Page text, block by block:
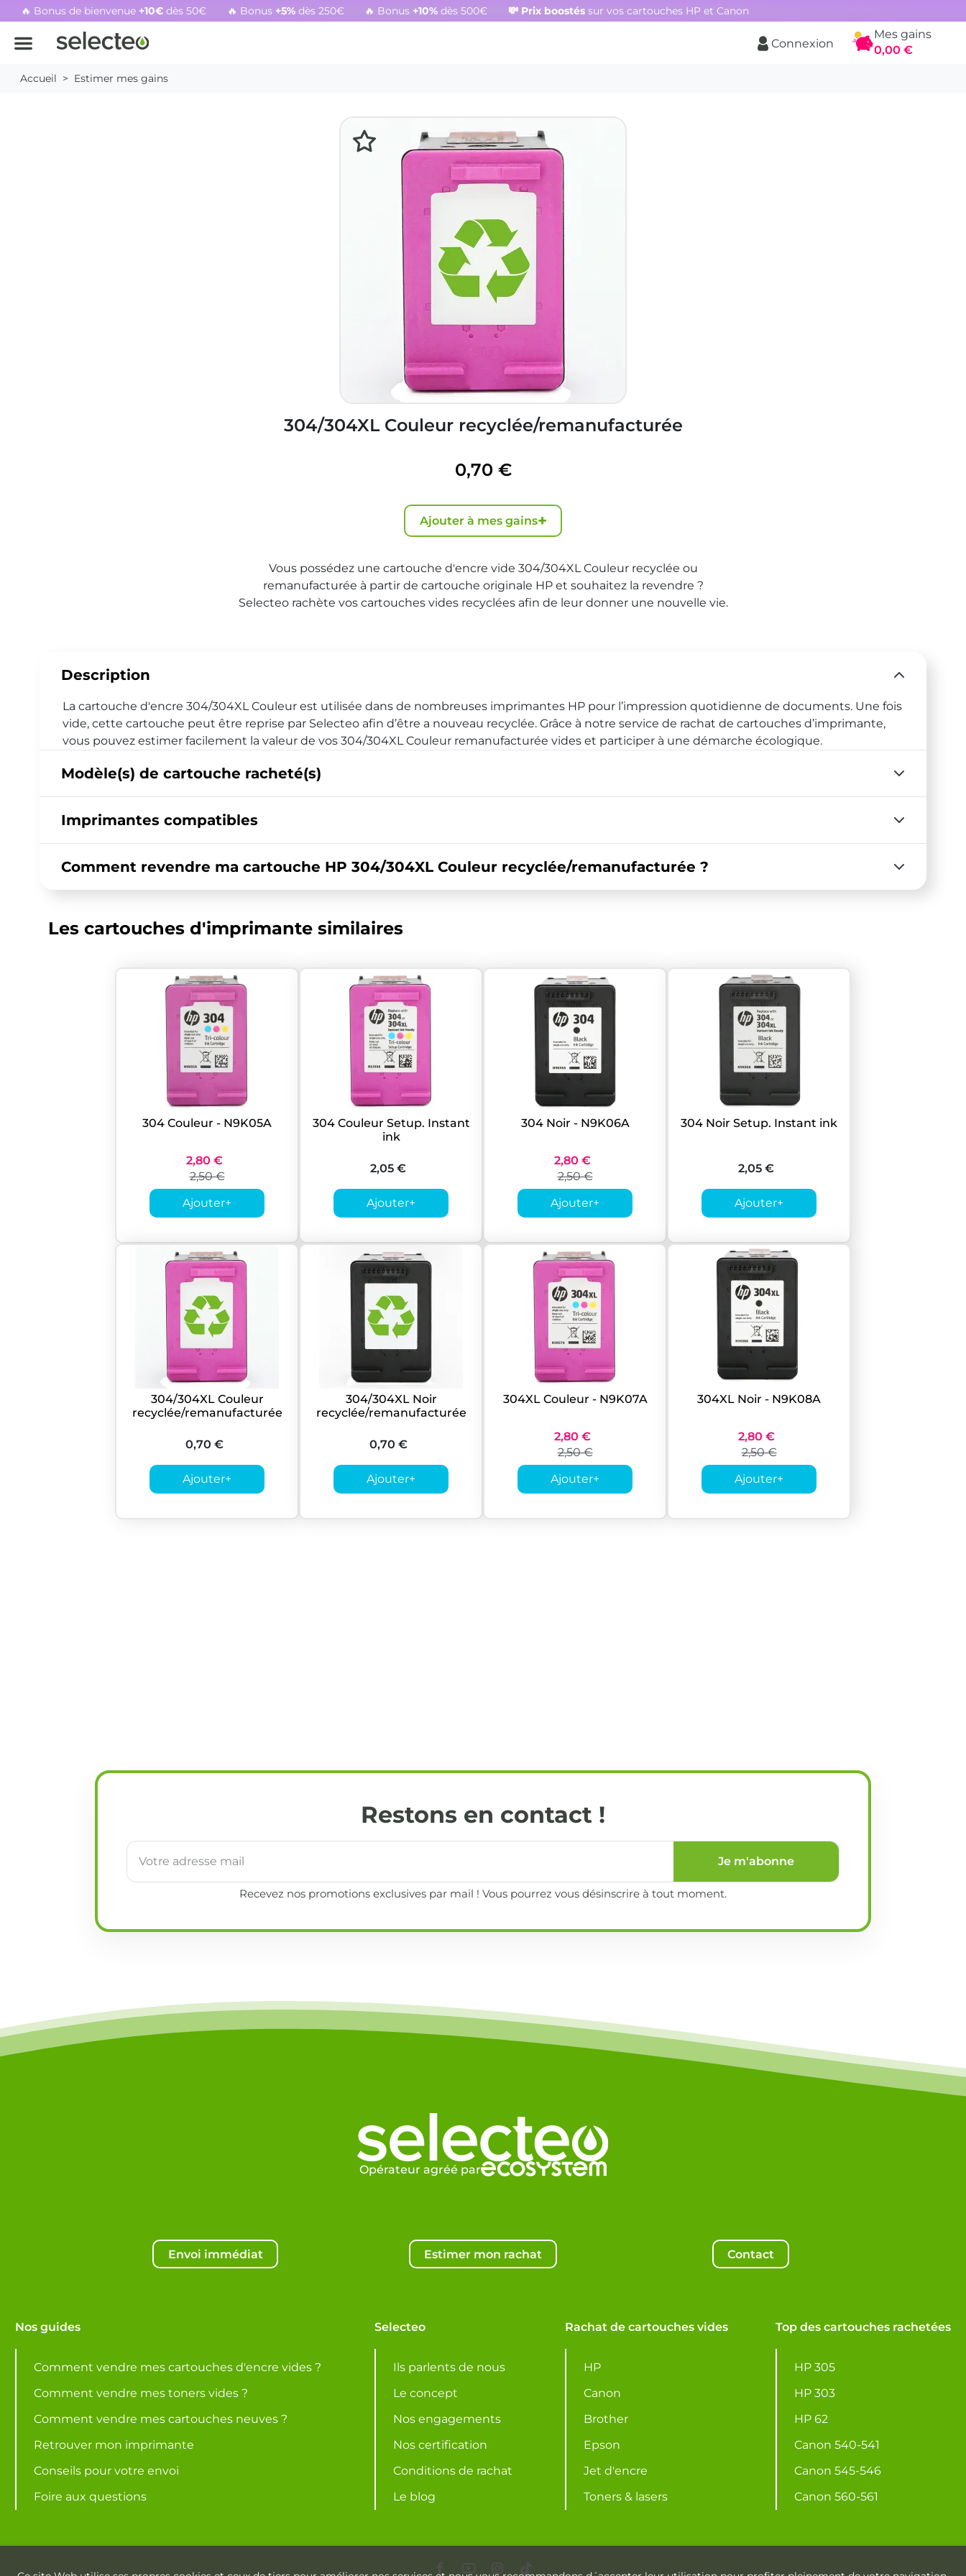
🔥 Bonus de bienvenue +10€dès 50€ 🔥 Bonus +5%dès 250€ 🔥 Bonus +10% dès 500€ 💸 Prix boostés sur vos cartouches HP et Canon
Connexion
Panier
Mes gains
0,00 €
Accueil Estimer mes gains
304/304XL Couleur recyclée/remanufacturée
0,70 €
Ajouter à mes gains+
Vous possédez une cartouche d'encre vide 304/304XL Couleur recyclée ou
remanufacturée à partir de cartouche originale HP et souhaitez la revendre ?
Selecteo rachète vos cartouches vides recyclées afin de leur donner une nouvelle vie.
Description
La cartouche d'encre 304/304XL Couleur est utilisée dans de nombreuses imprimantes HP pour l’impression quotidienne de documents. Une fois
vide, cette cartouche peut être reprise par Selecteo afin d’être a nouveau recyclée. Grâce à notre service de rachat de cartouches d’imprimante,
vous pouvez estimer facilement la valeur de vos 304/304XL Couleur remanufacturée vides et participer à une démarche écologique.
Modèle(s) de cartouche racheté(s)
Imprimantes compatibles
Comment revendre ma cartouche HP 304/304XL Couleur recyclée/remanufacturée ?
Les cartouches d'imprimante similaires
304 Couleur - N9K05A
2,80 €
2,50 €
Ajouter+
304 Couleur Setup. Instant
ink
2,05 €
Ajouter+
304 Noir - N9K06A
2,80 €
2,50 €
Ajouter+
304 Noir Setup. Instant ink
2,05 €
Ajouter+
304/304XL Couleur
recyclée/remanufacturée
0,70 €
Ajouter+
304/304XL Noir
recyclée/remanufacturée
0,70 €
Ajouter+
304XL Couleur - N9K07A
2,80 €
2,50 €
Ajouter+
304XL Noir - N9K08A
2,80 €
2,50 €
Ajouter+
Restons en contact !
Je m'abonne
Recevez nos promotions exclusives par mail ! Vous pourrez vous désinscrire à tout moment.
Opérateur agréé par
Envoi immédiat Estimer mon rachat Contact
Nos guides
Comment vendre mes cartouches d'encre vides ?
Comment vendre mes toners vides ?
Comment vendre mes cartouches neuves ?
Retrouver mon imprimante
Conseils pour votre envoi
Foire aux questions
Selecteo
Ils parlents de nous
Le concept
Nos engagements
Nos certification
Conditions de rachat
Le blog
Rachat de cartouches vides
HP
Canon
Brother
Epson
Jet d'encre
Toners & lasers
Top des cartouches rachetées
HP 305
HP 303
HP 62
Canon 540-541
Canon 545-546
Canon 560-561